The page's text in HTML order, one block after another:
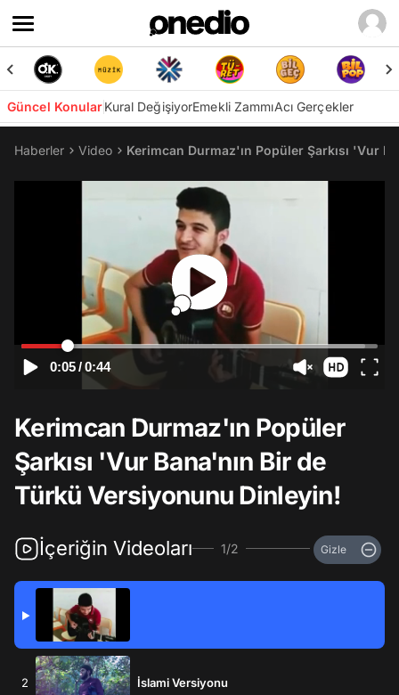
Güncel KonularKural DeğişiyorEmekli ZammıAcı Gerçekler
Haberler Video Kerimcan Durmaz'ın Popüler Şarkısı 'Vur
0:05/0:44
Kerimcan Durmaz'ın Popüler
Şarkısı 'Vur Bana'nın Bir de
Türkü Versiyonunu Dinleyin!
İçeriğin Videoları 1/2 Gizle
▶
2 İslami Versiyonu